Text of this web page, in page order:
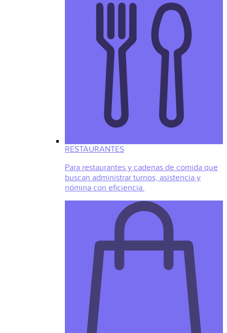
RESTAURANTES
Para restaurantes y cadenas de comida que
buscan administrar turnos, asistencia y
nómina con eficiencia.